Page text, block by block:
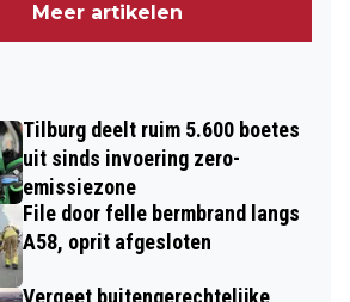
Meer artikelen
Tilburg deelt ruim 5.600 boetes
uit sinds invoering zero-
emissiezone
File door felle bermbrand langs
A58, oprit afgesloten
Vergeet buitengerechtelijke